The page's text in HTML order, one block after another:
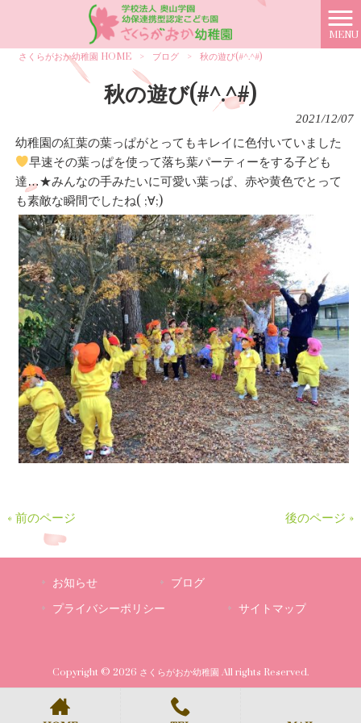
MENU
さくらがおか幼稚園 HOME
> ブログ > 秋の遊び(#^.^#)
秋の遊び(#^.^#)
2021/12/07
幼稚園の紅葉の葉っぱがとってもキレイに色付いていました
早速その葉っぱを使って落ち葉パーティーをする子ども
達…★みんなの手みたいに可愛い葉っぱ、赤や黄色でとって
も素敵な瞬間でしたね( ;∀;)
« 前のページ 後のページ »
お知らせ
ブログ
プライバシーポリシー
サイトマップ
Copyright © 2026 さくらがおか幼稚園 All rights Reserved.